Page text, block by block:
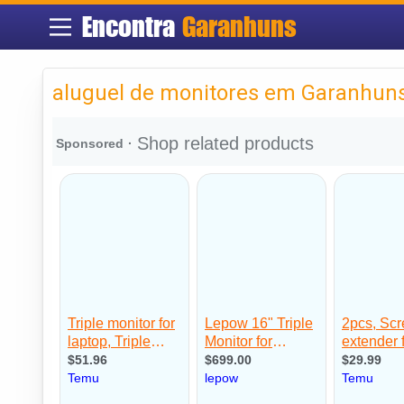
Encontra Garanhuns
aluguel de monitores em